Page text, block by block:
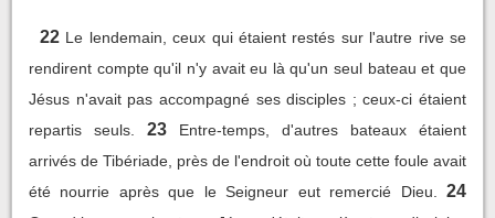
22 Le lendemain, ceux qui étaient restés sur l'autre rive se
rendirent compte qu'il n'y avait eu là qu'un seul bateau et que
Jésus n'avait pas accompagné ses disciples ; ceux-ci étaient
repartis seuls.
23
Entre-temps, d'autres bateaux étaient
arrivés de Tibériade, près de l'endroit où toute cette foule avait
été nourrie après que le Seigneur eut remercié Dieu.
24